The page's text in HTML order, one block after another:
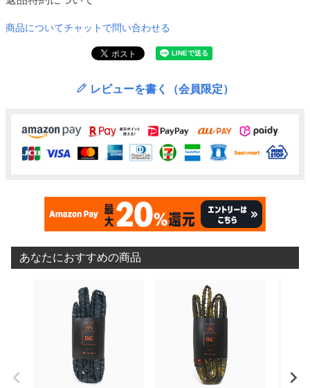
商品についてチャットで問い合わせる
レビューを書く（会員限定）
あなたにおすすめの商品